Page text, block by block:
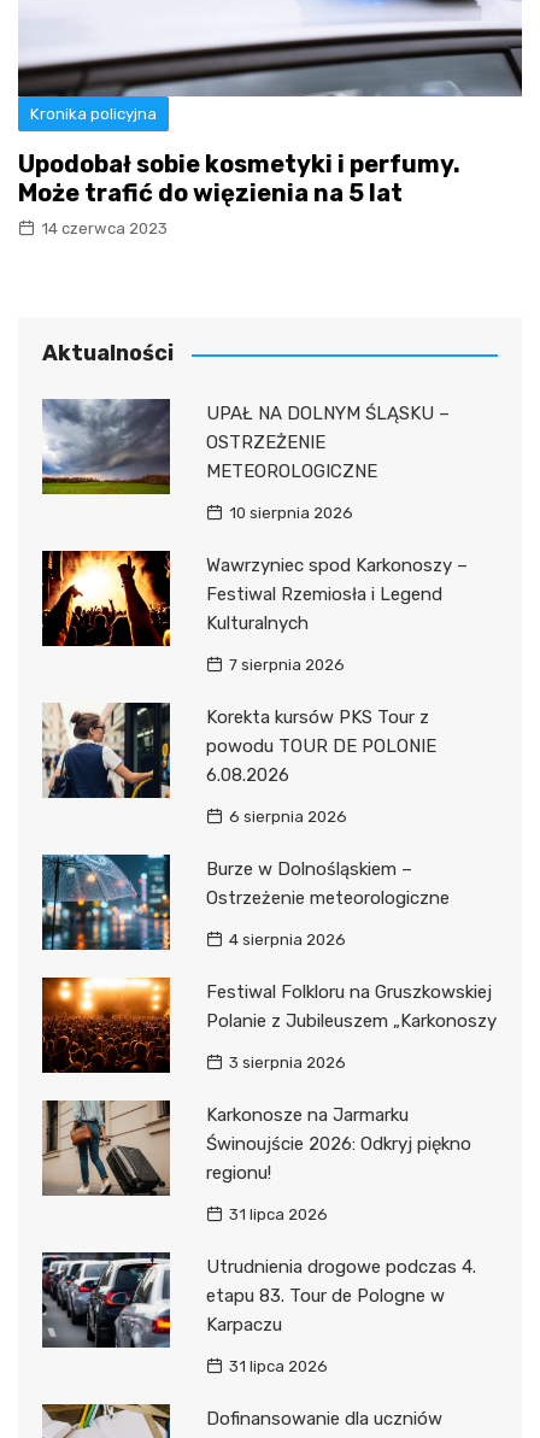
Kronika policyjna
Upodobał sobie kosmetyki i perfumy.
Może trafić do więzienia na 5 lat
14 czerwca 2023
Aktualności
UPAŁ NA DOLNYM ŚLĄSKU –
OSTRZEŻENIE
METEOROLOGICZNE
10 sierpnia 2026
Wawrzyniec spod Karkonoszy –
Festiwal Rzemiosła i Legend
Kulturalnych
7 sierpnia 2026
Korekta kursów PKS Tour z
powodu TOUR DE POLONIE
6.08.2026
6 sierpnia 2026
Burze w Dolnośląskiem –
Ostrzeżenie meteorologiczne
4 sierpnia 2026
Festiwal Folkloru na Gruszkowskiej
Polanie z Jubileuszem „Karkonoszy
3 sierpnia 2026
Karkonosze na Jarmarku
Świnoujście 2026: Odkryj piękno
regionu!
31 lipca 2026
Utrudnienia drogowe podczas 4.
etapu 83. Tour de Pologne w
Karpaczu
31 lipca 2026
Dofinansowanie dla uczniów